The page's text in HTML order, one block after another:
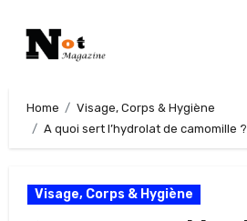
Home
Visage, Corps & Hygiène
A quoi sert l’hydrolat de camomille ?
Visage, Corps & Hygiène